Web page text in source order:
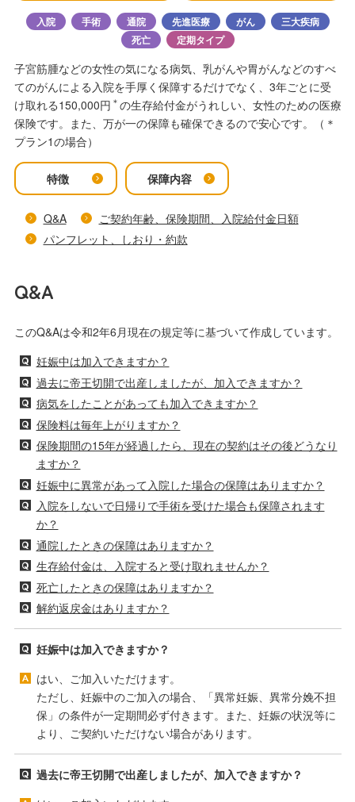
入院 手術 通院 先進医療 がん
三大疾病
死亡
定期タイプ
子宮筋腫などの女性の気になる病気、乳がんや胃がんなどのすべ
てのがんによる入院を手厚く保障するだけでなく、3年ごとに受
け取れる150,000円 ＊ の生存給付金がうれしい、女性のための医療
保険です。また、万が一の保障も確保できるので安心です。（＊
プラン1の場合）
特徴 保障内容
Q&A
ご契約年齢、保険期間、入院給付金日額
パンフレット、しおり・約款
Q&A
このQ&Aは令和2年6月現在の規定等に基づいて作成しています。
妊娠中は加入できますか？
過去に帝王切開で出産しましたが、加入できますか？
病気をしたことがあっても加入できますか？
保険料は毎年上がりますか？
保険期間の15年が経過したら、現在の契約はその後どうなり
ますか？
妊娠中に異常があって入院した場合の保障はありますか？
入院をしないで日帰りで手術を受けた場合も保障されます
か？
通院したときの保障はありますか？
生存給付金は、入院すると受け取れませんか？
死亡したときの保障はありますか？
解約返戻金はありますか？
妊娠中は加入できますか？
はい、ご加入いただけます。
ただし、妊娠中のご加入の場合、「異常妊娠、異常分娩不担
保」の条件が一定期間必ず付きます。また、妊娠の状況等に
より、ご契約いただけない場合があります。
過去に帝王切開で出産しましたが、加入できますか？